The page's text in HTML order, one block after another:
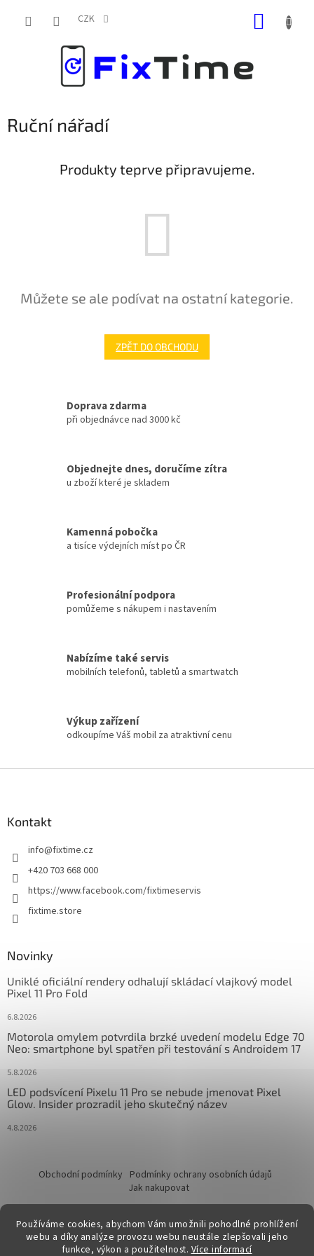
Používáme cookies, abychom Vám umožnili pohodlné prohlížení
webu a díky analýze provozu webu neustále zlepšovali jeho
funkce, výkon a použitelnost. Více informací
CZK
Ruční nářadí
Produkty teprve připravujeme.
Můžete se ale podívat na ostatní kategorie.
ZPĚT DO OBCHODU
Doprava zdarma
při objednávce nad 3000 kč
Objednejte dnes, doručíme zítra
u zboží které je skladem
Kamenná pobočka
a tisíce výdejních míst po ČR
Profesionální podpora
pomůžeme s nákupem i nastavením
Nabízíme také servis
mobilních telefonů, tabletů a smartwatch
Výkup zařízení
odkoupíme Váš mobil za atraktivní cenu
Kontakt
info@fixtime.cz
+420 703 668 000
https://www.facebook.com/fixtimeservis
fixtime.store
Novinky
Uniklé oficiální rendery odhalují skládací vlajkový model
Pixel 11 Pro Fold
6.8.2026
Motorola omylem potvrdila brzké uvedení modelu Edge 70
Neo: smartphone byl spatřen při testování s Androidem 17
5.8.2026
LED podsvícení Pixelu 11 Pro se nebude jmenovat Pixel
Glow. Insider prozradil jeho skutečný název
4.8.2026
Obchodní podmínky Podmínky ochrany osobních údajů
Jak nakupovat